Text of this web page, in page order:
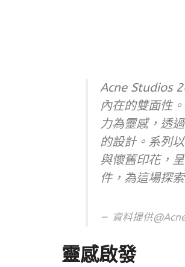
Acne Studios
內在的雙面性
力為靈感，透
的設計。系列
與懷舊印花，
件，為這場探
資料提供
靈感啟發